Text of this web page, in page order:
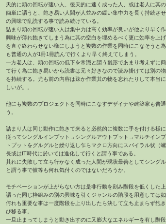
天的に頭の回転が速い人、後天的に速く成った人、或は老人に其の
簡単に謂うと、飽き易い人間が人並みの緩い集中力を長く持続さ
の興味で乱読する事で読み続けている。
詰まり頭の回転が速い人は集中力は高く効率が良いが他より早く
興味が薄れ飽きてしまう為に其の空白を埋めるべく更に効率を上
を直ぐ終わらせない様にしようと複数の作業を同時にこなそうと
も普通の人が1冊1冊読んで行くより早く終えてしまう。
一方老人は、頭の回転の低下を常識と謂う雛形であまり考えずに
て行く為に飽き易いから読書は元々好きなので読み掛けては別の
を持続する。尤も前の内容は疎か作業其の物を忘れたりして本当
しいが。。
他にも複数のプロジェクトを同時にこなすデザイナや建築家も普
う。
詰まり人は同じ動作に飽きて来ると必然的に複数に手を付ける様に
従ってシングルインプット→シングルアウトプット→マルチイン
トプットをグルグルと繰り返し乍らマクロ方向にスパイラル状（
長或はIT時代に於いては進化して行くと謂う事である。
其れに失敗して立ち行かなく成った人間が現状最善としてシング
と謂う事で彼等も何れ気付くのではないだろうか。
モチベーションが上がらない方は是非行動を刻み階段を低くした
謂った同じ枠組みの別の興味を引くジャンルの階段を用意しては如
何れも重要な事は一度階段を上り出したら決して立ち止まらず飽
び移る事。
一旦止まってしまうと動き出すのに又膨大なエネルギーを有し階